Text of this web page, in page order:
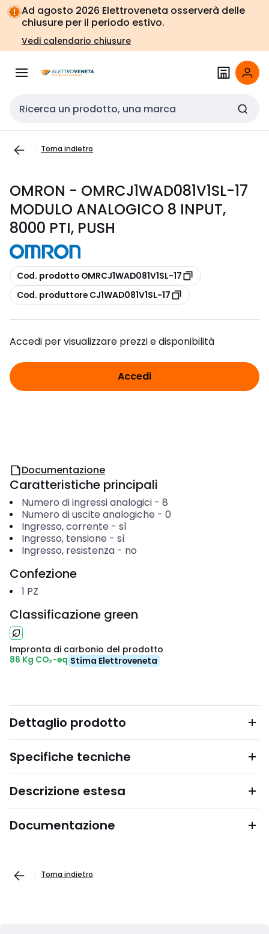
Vai alla
navigazione
Vai
alla
pagina
Ad agosto 2026 Elettroveneta osserverà delle
chiusure per il periodo estivo.
Vedi calendario chiusure
Cerca input
Torna indietro
OMRON - OMRCJ1WAD081V1SL-17
MODULO ANALOGICO 8 INPUT,
8000 PTI, PUSH
copia
Cod. prodotto OMRCJ1WAD081V1SL-17
copia
Cod. produttore CJ1WAD081V1SL-17
Accedi per visualizzare prezzi e disponibilità
Accedi
Documentazione
Caratteristiche principali
Numero di ingressi analogici- 8
Numero di uscite analogiche - 0
Ingresso, corrente - sì
Ingresso, tensione - sì
Ingresso, resistenza- no
Confezione
1 PZ
Classificazione green
Impronta di carbonio del prodotto
86 Kg CO₂-eq Stima Elettroveneta
Dettaglio prodotto
Specifiche tecniche
Descrizione estesa
Documentazione
Torna indietro